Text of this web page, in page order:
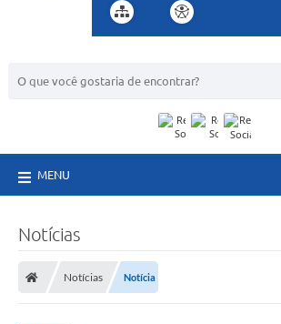
MENU
Notícias
Notícias Notícia